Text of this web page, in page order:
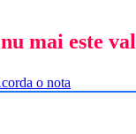
mai este
o nota